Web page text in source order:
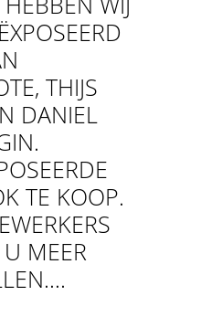
THIJS
DANIEL
TE KOOP.
MEER